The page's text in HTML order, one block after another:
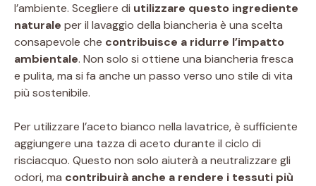
l’ambiente. Scegliere di utilizzare questo ingrediente
naturale per il lavaggio della biancheria è una scelta
consapevole che contribuisce a ridurre l’impatto
ambientale. Non solo si ottiene una biancheria fresca
e pulita, ma si fa anche un passo verso uno stile di vita
più sostenibile.
Per utilizzare l’aceto bianco nella lavatrice, è sufficiente
aggiungere una tazza di aceto durante il ciclo di
risciacquo. Questo non solo aiuterà a neutralizzare gli
odori, ma contribuirà anche a rendere i tessuti più